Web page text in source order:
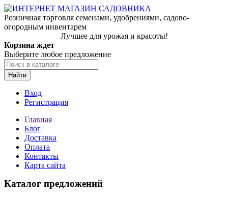
Розничная торговля семенами, удобрениями, садово-
огородным инвентарем
Лучшее для урожая и красоты!
Корзина ждет
Выберите любое предложение
Найти
Вход
Регистрация
Главная
Блог
Доставка
Оплата
Контакты
Карта сайта
Каталог предложений